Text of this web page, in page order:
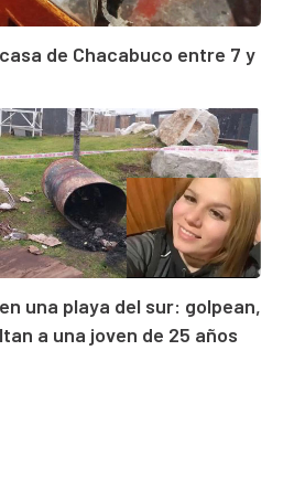
de Chacabuco entre 7 y
una playa del sur: golpean,
a una joven de 25 años